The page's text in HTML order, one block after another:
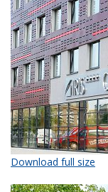
Download full size